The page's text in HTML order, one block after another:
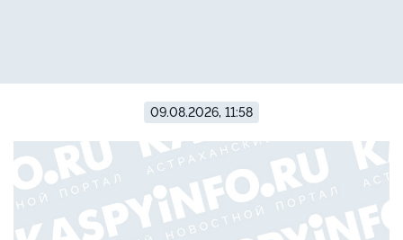
09.08.2026, 11:58